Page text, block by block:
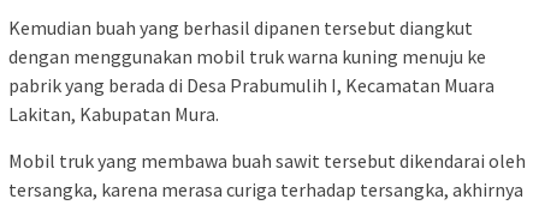
Kemudian buah yang berhasil dipanen tersebut diangkut
dengan menggunakan mobil truk warna kuning menuju ke
pabrik yang berada di Desa Prabumulih I, Kecamatan Muara
Lakitan, Kabupatan Mura.
Mobil truk yang membawa buah sawit tersebut dikendarai oleh
tersangka, karena merasa curiga terhadap tersangka, akhirnya